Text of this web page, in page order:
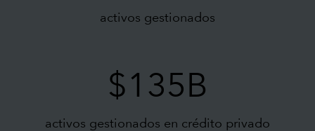
activos gestionados
$135B
activos gestionados en crédito privado